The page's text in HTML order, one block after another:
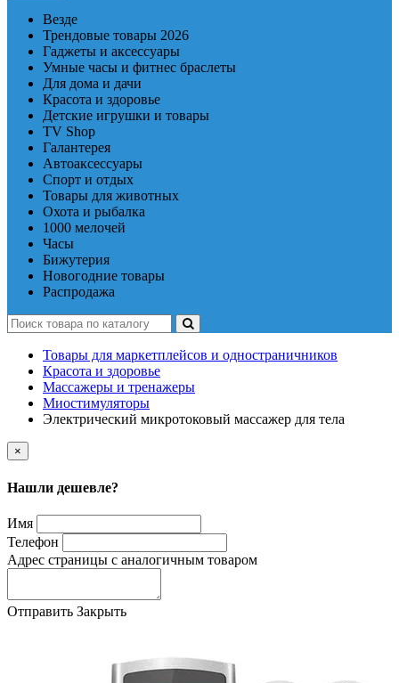
Везде
Трендовые товары 2026
Гаджеты и аксессуары
Умные часы и фитнес браслеты
Для дома и дачи
Красота и здоровье
Детские игрушки и товары
TV Shop
Галантерея
Автоаксессуары
Спорт и отдых
Товары для животных
Охота и рыбалка
1000 мелочей
Часы
Бижутерия
Новогодние товары
Распродажа
Товары для маркетплейсов и одностраничников
Красота и здоровье
Массажеры и тренажеры
Миостимуляторы
Электрический микротоковый массажер для тела
×
Нашли дешевле?
Имя
Телефон
Адрес страницы с аналогичным товаром
Отправить Закрыть